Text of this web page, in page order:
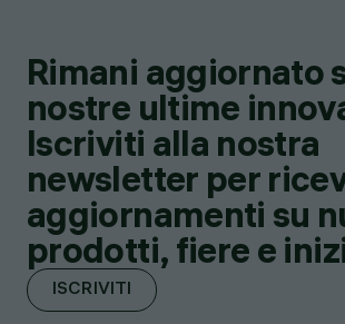
Rimani aggiornato
nostre ultime
Iscriviti alla nostra
newsletter per
aggiornamenti su
prodotti, fiere e
ISCRIVITI